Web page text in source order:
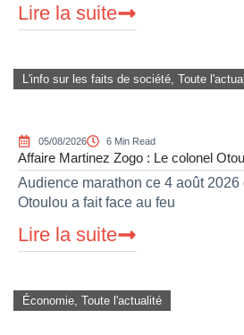
Lire la suite
L'info sur les faits de société Toute
05/08/2026 6 Min Read
Affaire Martinez Zogo : Le colonel
Audience marathon ce 4 août
Otoulou a fait face au feu
Lire la suite
Économie, Toute l'actualité